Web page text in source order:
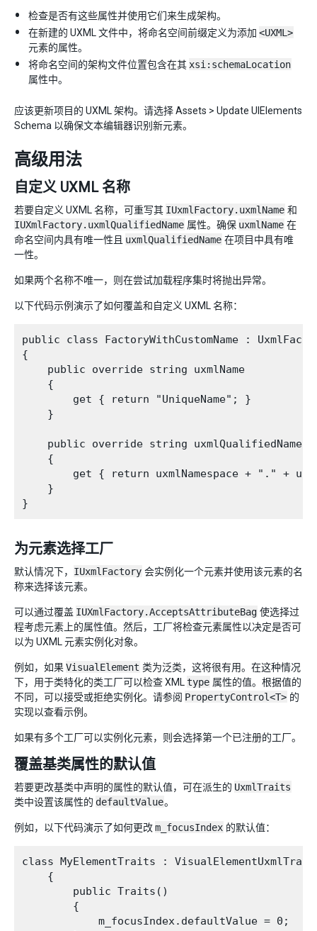
检查是否有这些属性并使用它们来生成架构。
在新建的 UXML 文件中，将命名空间前缀定义为添加 <UXML>
元素的属性。
将命名空间的架构文件位置包含在其 xsi:schemaLocation
属性中。
应该更新项目的 UXML 架构。请选择 Assets > Update UIElements
Schema 以确保文本编辑器识别新元素。
高级用法
自定义 UXML 名称
若要自定义 UXML 名称，可重写其 IUxmlFactory.uxmlName 和
IUXmlFactory.uxmlQualifiedName 属性。确保 uxmlName 在
命名空间内具有唯一性且 uxmlQualifiedName 在项目中具有唯
一性。
如果两个名称不唯一，则在尝试加载程序集时将抛出异常。
以下代码示例演示了如何覆盖和自定义 UXML 名称：
public class FactoryWithCustomName :
{
    public override string uxmlName
    {
        get { return "UniqueName"; }
    }
    public override string uxmlQualifiedName
    {
get { return uxmlNamespace + "." +
    }
为元素选择工厂
默认情况下， IUxmlFactory 会实例化一个元素并使用该元素的名
称来选择该元素。
可以通过覆盖 IUXmlFactory.AcceptsAttributeBag 使选择过
程考虑元素上的属性值。然后，工厂将检查元素属性以决定是否可
以为 UXML 元素实例化对象。
例如，如果VisualElement 类为泛类，这将很有用。在这种情况
下，用于类特化的类工厂可以检查 XML type 属性的值。根据值的
不同，可以接受或拒绝实例化。请参阅 PropertyControl<T> 的
实现以查看示例。
如果有多个工厂可以实例化元素，则会选择第一个已注册的工厂。
覆盖基类属性的默认值
若要更改基类中声明的属性的默认值，可在派生的 UxmlTraits
类中设置该属性的 defaultValue。
例如，以下代码演示了如何更改m_focusIndex 的默认值：
class MyElementTraits :
    {
        public Traits()
        {
            m_focusIndex.defaultValue = 0;